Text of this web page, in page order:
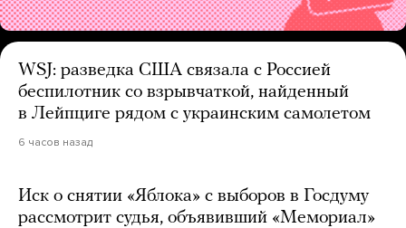
WSJ: разведка США связала с Россией
беспилотник со взрывчаткой, найденный
в Лейпциге рядом с украинским самолетом
6 часов назад
Иск о снятии «Яблока» с выборов в Госдуму
рассмотрит судья, объявивший «Мемориал»